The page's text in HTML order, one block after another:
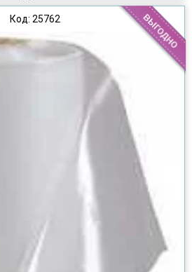
Код: 25762